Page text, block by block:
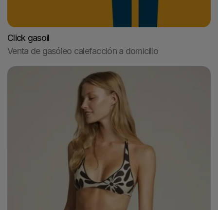
Click gasoil
Venta de gasóleo calefacción a domicilio